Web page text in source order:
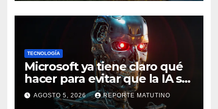
TECNOLOGÍA
Microsoft ya tiene claro qué
hacer para evitar que la IA se
salga de control
AGOSTO 5, 2026 REPORTE MATUTINO